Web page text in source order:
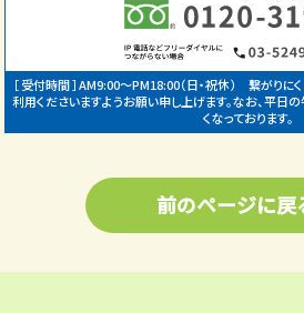
［ 受付時間 ］AM9:00〜PM18:00（日・祝休） 繋がりに
利用くださいますようお願い申し上げます。なお、平日
くなっております。
前のページに戻